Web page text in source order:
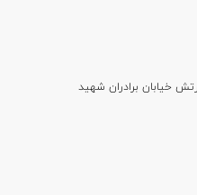
خیابان برادران شهید